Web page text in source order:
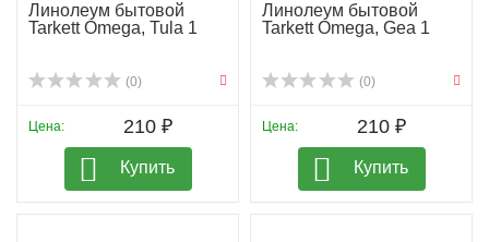
Линолеум бытовой
Tarkett Omega, Tula 1
(0)
Цена: 210 ₽
Купить
Линолеум бытовой
Tarkett Omega, Gea 1
(0)
Цена: 210 ₽
Купить